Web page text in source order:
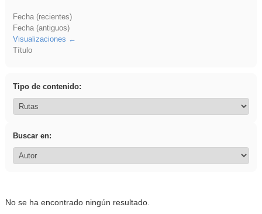
Fecha (recientes)
Fecha (antiguos)
Visualizaciones
Título
Tipo de contenido:
Buscar en:
No se ha encontrado ningún resultado.